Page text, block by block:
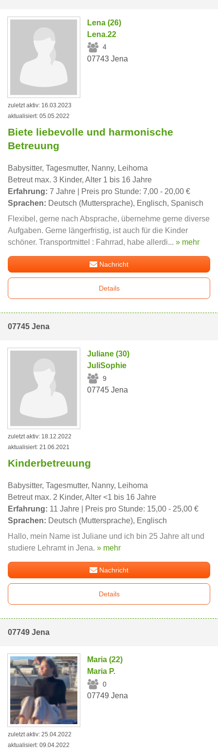
Lena (26)
Lena.22
4
07743 Jena
zuletzt aktiv: 16.03.2023
aktualisiert: 05.05.2022
Biete liebevolle und harmonische
Betreuung
Babysitter, Tagesmutter, Nanny, Leihoma
Betreut max. 3 Kinder, Alter 1 bis 16 Jahre
Erfahrung: 7 Jahre | Preis pro Stunde: 7,00 - 20,00 €
Sprachen: Deutsch (Muttersprache), Englisch, Spanisch
Flexibel, gerne nach Absprache, übernehme gerne diverse
Aufgaben. Gerne längerfristig, ist auch für die Kinder
schöner. Transportmittel : Fahrrad, habe allerdi... » mehr
Nachricht
Details
07745 Jena
Juliane (30)
JuliSophie
9
07745 Jena
zuletzt aktiv: 18.12.2022
aktualisiert: 21.06.2021
Kinderbetreuung
Babysitter, Tagesmutter, Nanny, Leihoma
Betreut max. 2 Kinder, Alter <1 bis 16 Jahre
Erfahrung: 11 Jahre | Preis pro Stunde: 15,00 - 25,00 €
Sprachen: Deutsch (Muttersprache), Englisch
Hallo, mein Name ist Juliane und ich bin 25 Jahre alt und
studiere Lehramt in Jena. » mehr
Nachricht
Details
07749 Jena
Maria (22)
Maria P.
0
07749 Jena
zuletzt aktiv: 25.04.2022
aktualisiert: 09.04.2022